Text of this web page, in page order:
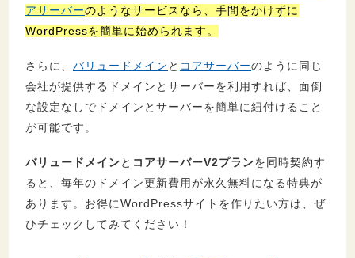
アサーバーのようなサービスなら、手間をかけずに
WordPressを簡単に始められます。
さらに、 バリュードメイン と コアサーバーのように同じ
会社が提供するドメインとサーバーを利用すれば、面倒
な設定なしでドメインとサーバーを簡単に紐付けること
が可能です。
バリュードメインと コアサーバーV2プランを同時契約す
ると、毎年のドメイン更新費用が永久無料になる特典が
あります。お得にWordPressサイトを作りたい方は、ぜ
ひチェックしてみてください！